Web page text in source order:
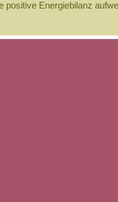
positive Energiebilanz